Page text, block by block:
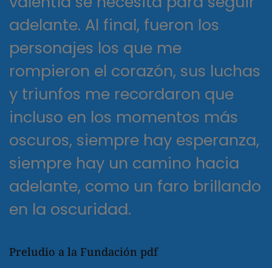
adelante. Al final, fueron los
personajes los que me
rompieron el corazón, sus luchas
y triunfos me recordaron que
incluso en los momentos más
oscuros, siempre hay esperanza,
siempre hay un camino hacia
adelante, como un faro brillando
en la oscuridad.
Preludio a la Fundación pdf